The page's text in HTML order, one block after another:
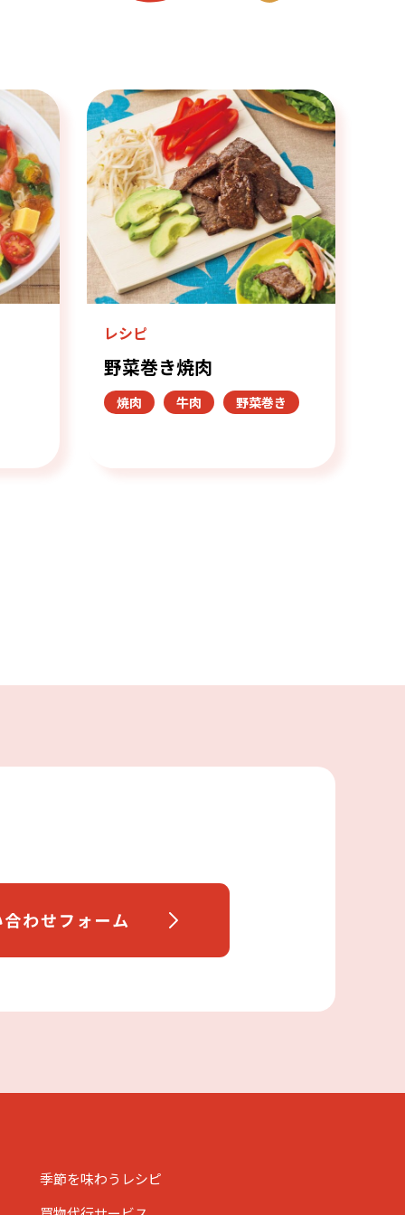
レシピ
野菜巻き焼肉
焼肉 牛肉 野菜巻き
季節を味わうレシピ